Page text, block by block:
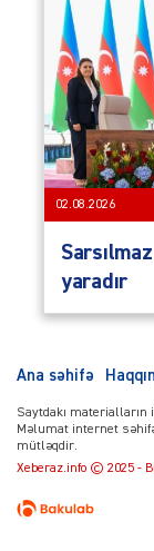
02.08.2026
yaradır
Ana səhifə
Saytdakı
Məlumat internet
mütləqdir.
Xeberaz.info © 2025 -